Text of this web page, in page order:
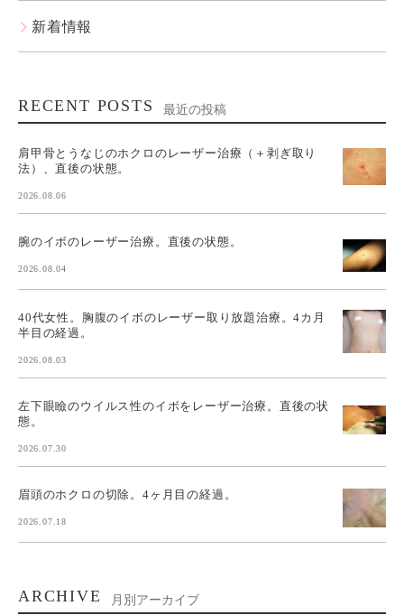
新着情報
RECENT POSTS 最近の投稿
肩甲骨とうなじのホクロのレーザー治療（＋剥ぎ取り
法）、直後の状態。
2026.08.06
腕のイボのレーザー治療。直後の状態。
2026.08.04
40代女性。胸腹のイボのレーザー取り放題治療。4カ月
半目の経過。
2026.08.03
左下眼瞼のウイルス性のイボをレーザー治療。直後の状
態。
2026.07.30
眉頭のホクロの切除。4ヶ月目の経過。
2026.07.18
ARCHIVE 月別アーカイブ